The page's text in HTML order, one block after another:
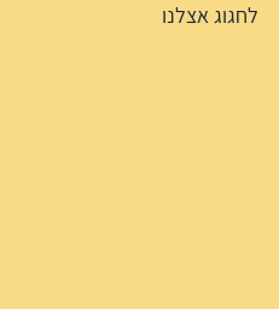
לחגוג אצלנו